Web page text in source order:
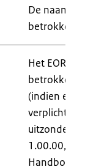
De naam
betrokkene
Het EORI-
betrokkene
(indien een
verplicht
1.00.00,
Handboek).